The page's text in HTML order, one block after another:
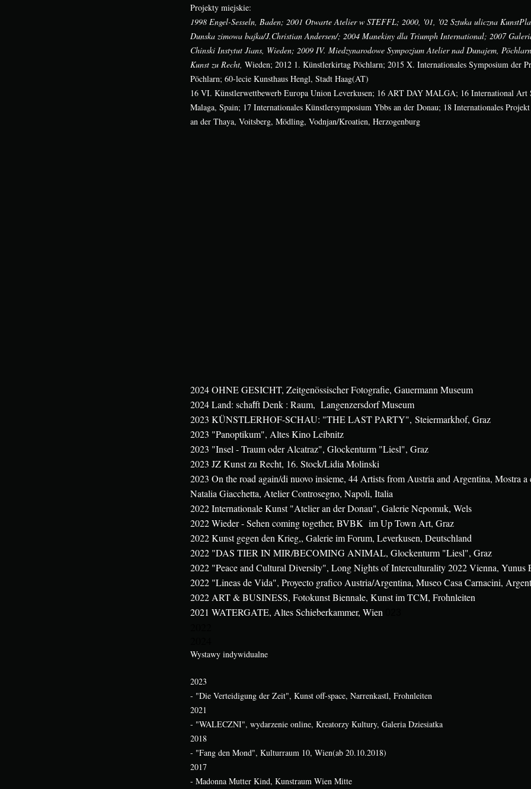
Projekty miejskie:
1998 Engel-Sesseln, Baden; 2001 Otwarte Atelier w STEFFL; 2000, '01, '02 Sztuka uliczna
Dunska zimowa bajka/J.Christian Andersen/; 2004 Manekiny dla Triumph International; 2007
Chinski Instytut Jians, Wieden; 2009 IV. Miedzynarodowe Sympozjum Atelier nad Dunajem,
Kunst zu Recht, Wieden; 2012 1. Künstlerkirtag Pöchlarn; 2015 X. Internationales Symposium der
Pöchlarn; 60-lecie Kunsthaus Hengl, Stadt Haag(AT)
16 VI. Künstlerwettbewerb Europa Union Leverkusen; 16 ART DAY MALGA; 16 International Art
Malaga, Spain; 17 Internationales Künstlersymposium Ybbs an der Donau; 18 Internationales
an der Thaya, Voitsberg, Mödling, Vodnjan/Kroatien, Herzogenburg
2024 OHNE GESICHT, Zeitgenössischer Fotografie, Gauermann Museum
2024 Land: schafft Denk : Raum, Langenzersdorf Museum
2023 KÜNSTLERHOF-SCHAU: "THE LAST PARTY", Steiermarkhof, Graz
2023 "Panoptikum", Altes Kino Leibnitz
2023 "Insel - Traum oder Alcatraz", Glockenturm "Liesl", Graz
2023 JZ Kunst zu Recht, 16. Stock/Lidia Molinski
2023 On the road again/di nuovo insieme, 44 Artists from Austria and Argentina, Mostra
Natalia Giacchetta, Atelier Controsegno, Napoli, Italia
2022 Internationale Kunst "Atelier an der Donau", Galerie Nepomuk, Wels
2022 Wieder - Sehen coming together, BVBK im Up Town Art, Graz
2022 Kunst gegen den Krieg,, Galerie im Forum, Leverkusen, Deutschland
2022 "DAS TIER IN MIR/BECOMING ANIMAL, Glockenturm "Liesl", Graz
2022 "Peace and Cultural Diversity", Long Nights of Interculturality 2022 Vienna, Yunus
2022 "Lineas de Vida", Proyecto grafico Austria/Argentina, Museo Casa Carnacini,
2022 ART & BUSINESS, Fotokunst Biennale, Kunst im TCM, Frohnleiten
2021 WATERGATE, Altes Schieberkammer, Wien
Wystawy indywidualne
2023
- "Die Verteidigung der Zeit", Kunst off-space, Narrenkastl, Frohnleiten
2021
- "WALECZNI", wydarzenie online, Kreatorzy Kultury, Galeria Dziesiatka
2018
- "Fang den Mond", Kulturraum 10, Wien(ab 20.10.2018)
2017
- Madonna Mutter Kind, Kunstraum Wien Mitte